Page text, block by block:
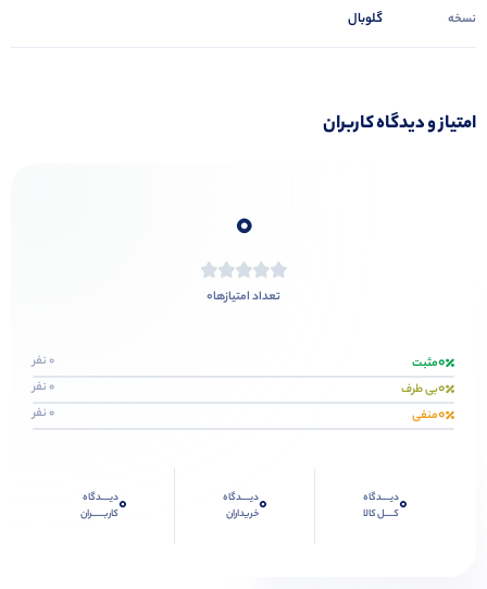
نسخه گلوبال
امتیاز و دیدگاه کاربران
0
تعداد امتیازها0
0مثبت 0 نفر
0بی طرف 0 نفر
0منفی 0 نفر
0دیــــدگاه
کــــل کالا
0دیــــدگاه
خریداران
0دیــــدگاه
کاربـــــران